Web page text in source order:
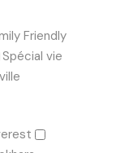
Friendly
Spécial vie